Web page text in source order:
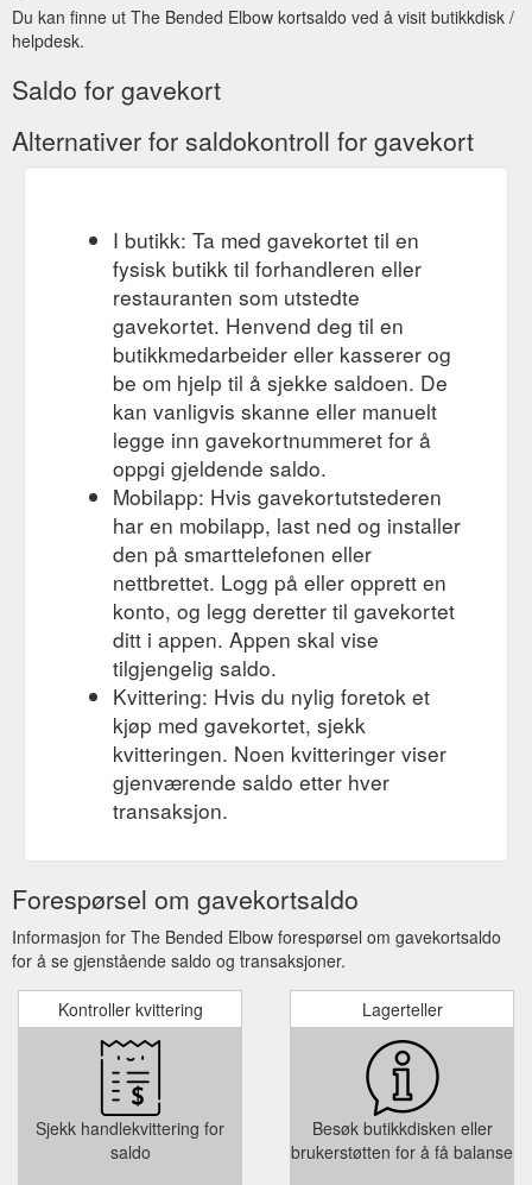
Du kan finne ut The Bended Elbow kortsaldo ved å visit butikkdisk /
helpdesk.
Saldo for gavekort
Alternativer for saldokontroll for gavekort
I butikk: Ta med gavekortet til en
fysisk butikk til forhandleren eller
restauranten som utstedte
gavekortet. Henvend deg til en
butikkmedarbeider eller kasserer og
be om hjelp til å sjekke saldoen. De
kan vanligvis skanne eller manuelt
legge inn gavekortnummeret for å
oppgi gjeldende saldo.
Mobilapp: Hvis gavekortutstederen
har en mobilapp, last ned og installer
den på smarttelefonen eller
nettbrettet. Logg på eller opprett en
konto, og legg deretter til gavekortet
ditt i appen. Appen skal vise
tilgjengelig saldo.
Kvittering: Hvis du nylig foretok et
kjøp med gavekortet, sjekk
kvitteringen. Noen kvitteringer viser
gjenværende saldo etter hver
transaksjon.
Forespørsel om gavekortsaldo
Informasjon for The Bended Elbow forespørsel om gavekortsaldo
for å se gjenstående saldo og transaksjoner.
Kontroller kvittering
Sjekk handlekvittering for
saldo
Lagerteller
Besøk butikkdisken eller
brukerstøtten for å få balanse